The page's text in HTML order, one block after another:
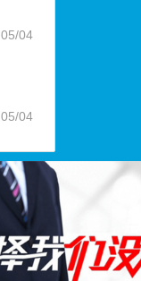
05/04
05/04